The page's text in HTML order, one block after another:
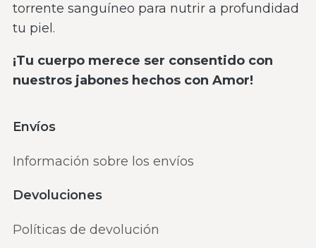
torrente sanguíneo para nutrir a profundidad
tu piel.
¡Tu cuerpo merece ser consentido con
nuestros jabones hechos con Amor!
Envíos
Información sobre los envíos
Devoluciones
Políticas de devolución